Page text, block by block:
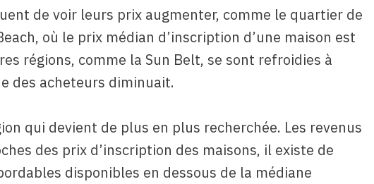
de voir leurs prix augmenter, comme le quartier de
où le prix médian d’inscription d’une maison est
régions, comme la Sun Belt, se sont refroidies à
des acheteurs diminuait.
qui devient de plus en plus recherchée. Les revenus
des prix d’inscription des maisons, il existe de
disponibles en dessous de la médiane